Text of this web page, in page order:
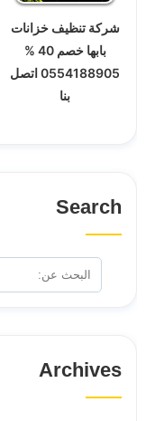
شركة تنظيف خزانات
بابها خصم 40 %
0554188905 اتصل
بنا
Search
البحث
Archives